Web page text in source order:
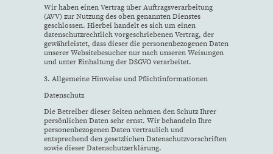
Wir haben einen Vertrag über Auftragsverarbeitung
(AVV) zur Nutzung des oben genannten Dienstes
geschlossen. Hierbei handelt es sich um einen
datenschutzrechtlich vorgeschriebenen Vertrag, der
gewährleistet, dass dieser die personenbezogenen Daten
unserer Websitebesucher nur nach unseren Weisungen
und unter Einhaltung der DSGVO verarbeitet.
3. Allgemeine Hinweise und Pflicht­informationen
Datenschutz
Die Betreiber dieser Seiten nehmen den Schutz Ihrer
persönlichen Daten sehr ernst. Wir behandeln Ihre
personenbezogenen Daten vertraulich und
entsprechend den gesetzlichen Datenschutzvorschriften
sowie dieser Datenschutzerklärung.